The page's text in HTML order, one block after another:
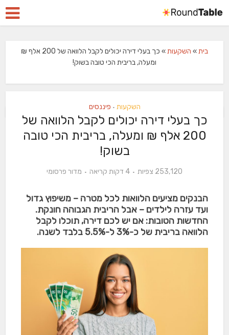
בית» השקעות»
כך בעלי דירה יכולים לקבל הלוואה של 200 אלף ₪
ומעלה, בריבית הכי טובה בשוק!
השקעות • פיננסים
כך בעלי דירה יכולים לקבל הלוואה של
200 אלף ₪ ומעלה, בריבית הכי טובה
בשוק!
253,120 צפיות 4 דקות קריאה מדור פרסומי
הבנקים מציעים הלוואות לכל מטרה – משיפוץ גדול
ועד עזרה לילדים – אבל הריבית הגבוהה חונקת.
החדשות הטובות: אם יש לכם דירה, תוכלו לקבל
הלוואה בריבית של כ-3% ל-5.5% בלבד לשנה.